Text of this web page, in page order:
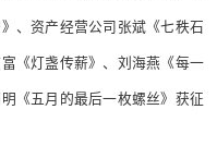
、资产经营公司张斌《七秩石
《灯盏传薪》、刘海燕《每一
《五月的最后一枚螺丝》获征